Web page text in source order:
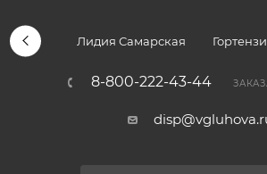
Лидия Самарская
8-800-222-43-44